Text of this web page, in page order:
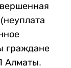
граждане
Алматы.